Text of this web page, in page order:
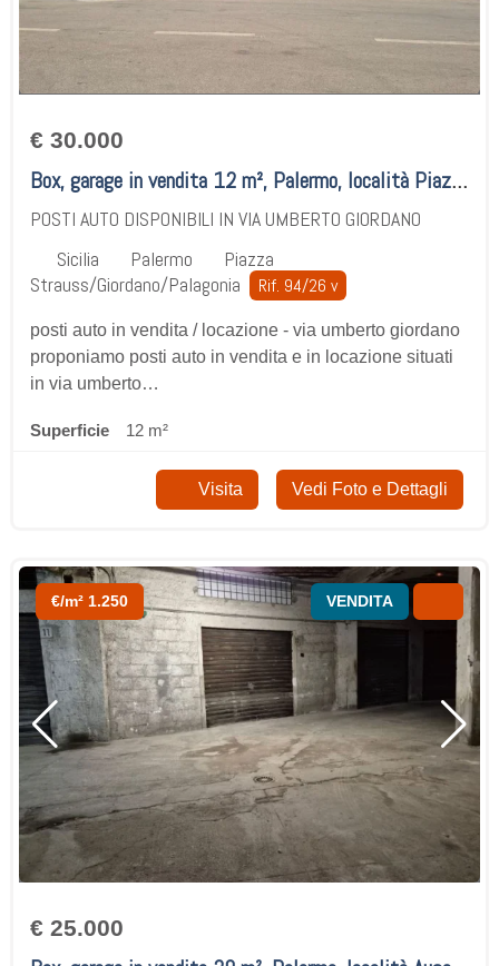
€ 30.000
Box, garage in vendita 12 m², Palermo, località Piazza Strauss/Giordano/Palagonia
POSTI AUTO DISPONIBILI IN VIA UMBERTO GIORDANO
Sicilia
Palermo
Piazza
Strauss/Giordano/Palagonia
Rif. 94/26 v
posti auto in vendita / locazione - via umberto giordano
proponiamo posti auto in vendita e in locazione situati
in via umberto…
Superficie 12 m²
Visita Vedi Foto e Dettagli
€/m² 1.250 VENDITA
€ 25.000